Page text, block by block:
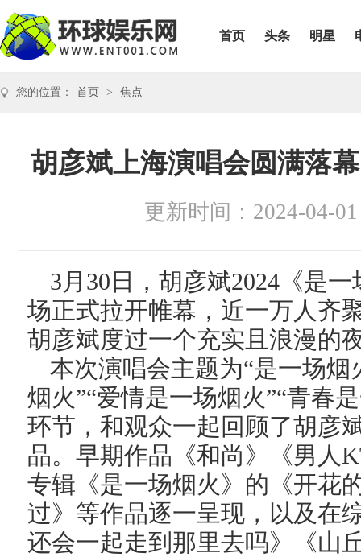
首页 头条 明星
您的位置： 首页 > 焦点
胡彦斌上海演唱会圆满落
更新时间：2024-04-01
3月30日，胡彦斌2024《是
场正式拉开帷幕，近一万人齐
胡彦斌度过一个充实且浪漫的
本次演唱会主题为“是一场
烟火”“爱情是一场烟火”“青春
环节，和观众一起回顾了胡彦
品。早期作品《和尚》《男人
专辑《是一场烟火》的《开花
过》等作品逐一呈现，以及在
还会一起走到那里去吗》《山